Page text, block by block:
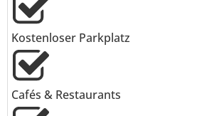
Kostenloser Parkplatz
Cafés & Restaurants